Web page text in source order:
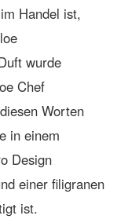
Handel ist,
wurde
Chef
Worten
in einem
Design
einer filigranen
ist.